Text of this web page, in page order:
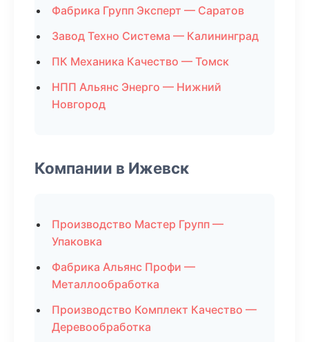
Фабрика Групп Эксперт — Саратов
Завод Техно Система — Калининград
ПК Механика Качество — Томск
НПП Альянс Энерго — Нижний
Новгород
Компании в Ижевск
Производство Мастер Групп —
Упаковка
Фабрика Альянс Профи —
Металлообработка
Производство Комплект Качество —
Деревообработка